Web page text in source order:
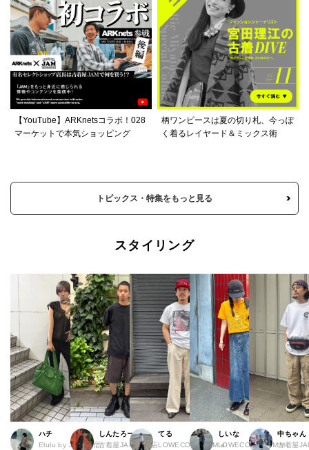
【YouTube】ARKnetsコラボ！028
マーケットで本気ショッピング
柄ワンピースは夏の切り札、今っぽ
く着るレイヤード＆ミックス術
トピックス・特集をもっと見る
スタイリング
ハチ
Elulu by JAM 原宿
しんたろー
古着屋JAM 仙台店
てる
LOWECO by JAM a
しいな
LOWECO by JAM H
中ちゃん
古着屋